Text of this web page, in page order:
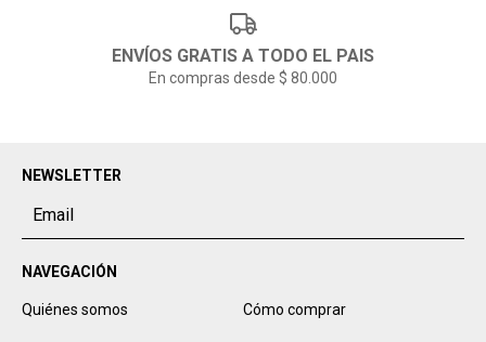
ENVÍOS GRATIS A TODO EL PAIS
En compras desde $ 80.000
NEWSLETTER
NAVEGACIÓN
Quiénes somos Cómo comprar